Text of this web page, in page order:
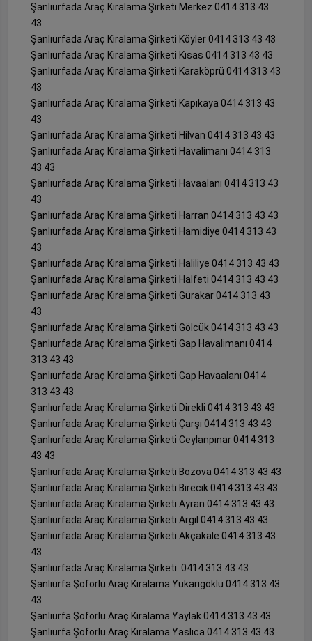
Şanlıurfada Araç Kiralama Şirketi Merkez 0414 313 43
43
Şanlıurfada Araç Kiralama Şirketi Köyler 0414 313 43 43
Şanlıurfada Araç Kiralama Şirketi Kısas 0414 313 43 43
Şanlıurfada Araç Kiralama Şirketi Karaköprü 0414 313 43
43
Şanlıurfada Araç Kiralama Şirketi Kapıkaya 0414 313 43
43
Şanlıurfada Araç Kiralama Şirketi Hilvan 0414 313 43 43
Şanlıurfada Araç Kiralama Şirketi Havalimanı 0414 313
43 43
Şanlıurfada Araç Kiralama Şirketi Havaalanı 0414 313 43
43
Şanlıurfada Araç Kiralama Şirketi Harran 0414 313 43 43
Şanlıurfada Araç Kiralama Şirketi Hamidiye 0414 313 43
43
Şanlıurfada Araç Kiralama Şirketi Haliliye 0414 313 43 43
Şanlıurfada Araç Kiralama Şirketi Halfeti 0414 313 43 43
Şanlıurfada Araç Kiralama Şirketi Gürakar 0414 313 43
43
Şanlıurfada Araç Kiralama Şirketi Gölcük 0414 313 43 43
Şanlıurfada Araç Kiralama Şirketi Gap Havalimanı 0414
313 43 43
Şanlıurfada Araç Kiralama Şirketi Gap Havaalanı 0414
313 43 43
Şanlıurfada Araç Kiralama Şirketi Direkli 0414 313 43 43
Şanlıurfada Araç Kiralama Şirketi Çarşı 0414 313 43 43
Şanlıurfada Araç Kiralama Şirketi Ceylanpınar 0414 313
43 43
Şanlıurfada Araç Kiralama Şirketi Bozova 0414 313 43 43
Şanlıurfada Araç Kiralama Şirketi Birecik 0414 313 43 43
Şanlıurfada Araç Kiralama Şirketi Ayran 0414 313 43 43
Şanlıurfada Araç Kiralama Şirketi Argıl 0414 313 43 43
Şanlıurfada Araç Kiralama Şirketi Akçakale 0414 313 43
43
Şanlıurfada Araç Kiralama Şirketi 0414 313 43 43
Şanlıurfa Şoförlü Araç Kiralama Yukarıgöklü 0414 313 43
43
Şanlıurfa Şoförlü Araç Kiralama Yaylak 0414 313 43 43
Şanlıurfa Şoförlü Araç Kiralama Yaslıca 0414 313 43 43